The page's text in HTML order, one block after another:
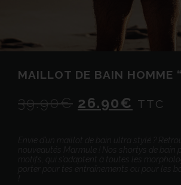
MAILLOT DE BAIN HOMME
39.90€ 26.90€ TTC